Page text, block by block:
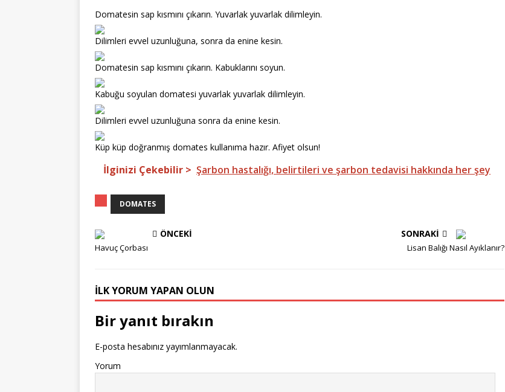
Domatesin sap kısmını çıkarın. Yuvarlak yuvarlak dilimleyin.
Dilimleri evvel uzunluğuna, sonra da enine kesin.
Domatesin sap kısmını çıkarın. Kabuklarını soyun.
Kabuğu soyulan domatesi yuvarlak yuvarlak dilimleyin.
Dilimleri evvel uzunluğuna sonra da enine kesin.
Küp küp doğranmış domates kullanıma hazır. Afiyet olsun!
İlginizi Çekebilir > Şarbon hastalığı, belirtileri ve şarbon tedavisi hakkında her şey
DOMATES
ÖNCEKI
Havuç Çorbası
SONRAKI
Lisan Balığı Nasıl Ayıklanır?
İLK YORUM YAPAN OLUN
Bir yanıt bırakın
E-posta hesabınız yayımlanmayacak.
Yorum